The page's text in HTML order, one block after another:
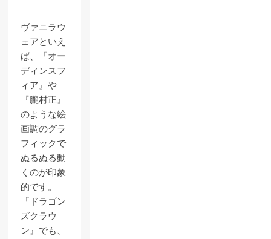
ヴァニラウ
ェアといえ
ば、『オー
ディンスフ
ィア』や
『朧村正』
のような絵
画調のグラ
フィックで
ぬるぬる動
くのが印象
的です。
『ドラゴン
ズクラウ
ン』でも、